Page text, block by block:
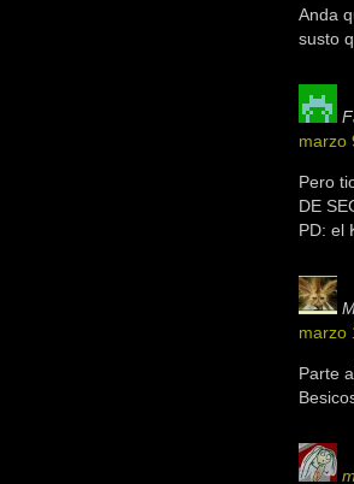
Anda
susto
marzo
Pero
DE
PD: el
marzo
Parte